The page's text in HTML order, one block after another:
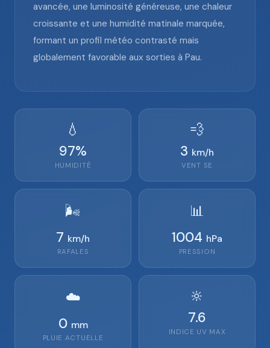
avancée, une luminosité généreuse, une chaleur
croissante et une humidité matinale marquée,
formant un profil météo contrasté mais
globalement favorable aux sorties à Pau.
💧
97%
HUMIDITÉ
💨
3 km/h
VENT SE
🌬️
7 km/h
RAFALES
📊
1004 hPa
PRESSION
☁️
0 mm
PLUIE ACTUELLE
🔆
7.6
INDICE UV MAX